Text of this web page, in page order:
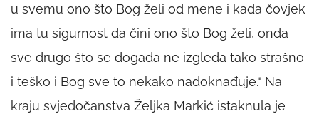
u svemu ono što Bog želi od mene i kada čovjek
ima tu sigurnost da čini ono što Bog želi, onda
sve drugo što se događa ne izgleda tako strašno
i teško i Bog sve to nekako nadoknađuje.“ Na
kraju svjedočanstva Željka Markić istaknula je